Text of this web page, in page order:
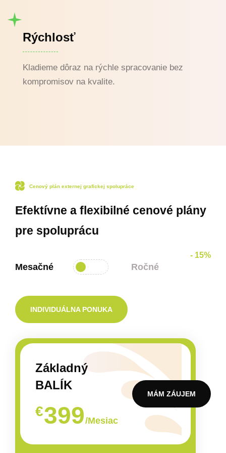
Rýchlosť
Kladieme dôraz na rýchle spracovanie bez
kompromisov na kvalite.
Cenový plán externej grafickej spolupráce
Efektívne a flexibilné cenové plány
pre spoluprácu
- 15%
Mesačné Ročné
INDIVIDUÁLNA PONUKA
Základný
BALÍK
€
399/Mesiac
MÁM ZÁUJEM